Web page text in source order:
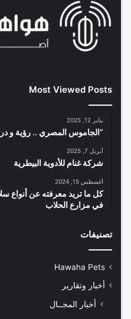
Most Viewed Posts
يناير 12, 2025
“الجاموس المصري .. رؤية و
أبريل 7, 2025
شركة غنام للأدوية البيطرية
أغسطس 15, 2024
كل ما تريد معرفته عن أنواع
في مزارع الحلاب
تصنيفات
Hawaha Pets
أخبار وتقارير
أخبار المجــال